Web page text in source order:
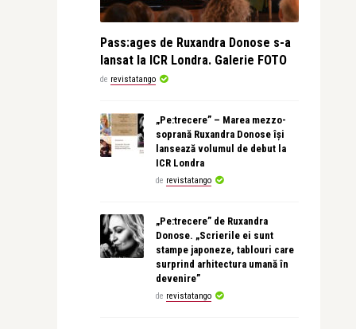
Pass:ages de Ruxandra Donose s-a
lansat la ICR Londra. Galerie FOTO
de revistatango
„Pe:trecere” – Marea mezzo-
soprană Ruxandra Donose își
lansează volumul de debut la
ICR Londra
de revistatango
„Pe:trecere” de Ruxandra
Donose. „Scrierile ei sunt
stampe japoneze, tablouri care
surprind arhitectura umană în
devenire”
de revistatango